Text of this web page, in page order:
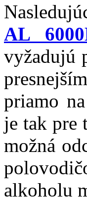
AL
vyžadujú
priamo
je tak pre
možná
alkoholu